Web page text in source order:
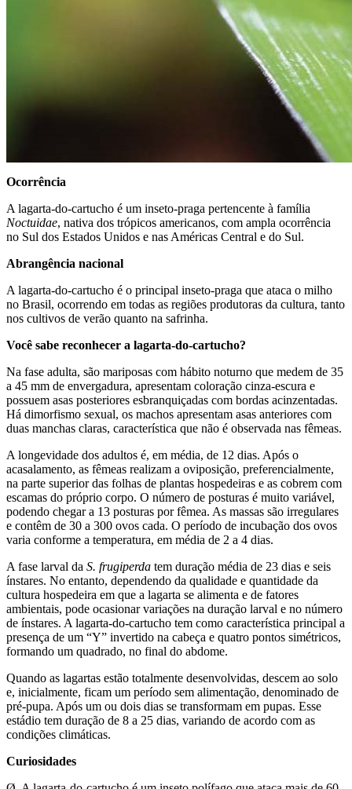
Ocorrência
A lagarta-do-cartucho é um inseto-praga pertencente à família
Noctuidae, nativa dos trópicos americanos, com ampla ocorrência
no Sul dos Estados Unidos e nas Américas Central e do Sul.
Abrangência nacional
A lagarta-do-cartucho é o principal inseto-praga que ataca o milho
no Brasil, ocorrendo em todas as regiões produtoras da cultura, tanto
nos cultivos de verão quanto na safrinha.
Você sabe reconhecer a lagarta-do-cartucho?
Na fase adulta, são mariposas com hábito noturno que medem de 35
a 45 mm de envergadura, apresentam coloração cinza-escura e
possuem asas posteriores esbranquiçadas com bordas acinzentadas.
Há dimorfismo sexual, os machos apresentam asas anteriores com
duas manchas claras, característica que não é observada nas fêmeas.
A longevidade dos adultos é, em média, de 12 dias. Após o
acasalamento, as fêmeas realizam a oviposição, preferencialmente,
na parte superior das folhas de plantas hospedeiras e as cobrem com
escamas do próprio corpo. O número de posturas é muito variável,
podendo chegar a 13 posturas por fêmea. As massas são irregulares
e contêm de 30 a 300 ovos cada. O período de incubação dos ovos
varia conforme a temperatura, em média de 2 a 4 dias.
A fase larval da S. frugiperda tem duração média de 23 dias e seis
ínstares. No entanto, dependendo da qualidade e quantidade da
cultura hospedeira em que a lagarta se alimenta e de fatores
ambientais, pode ocasionar variações na duração larval e no número
de ínstares. A lagarta-do-cartucho tem como característica principal a
presença de um “Y” invertido na cabeça e quatro pontos simétricos,
formando um quadrado, no final do abdome.
Quando as lagartas estão totalmente desenvolvidas, descem ao solo
e, inicialmente, ficam um período sem alimentação, denominado de
pré-pupa. Após um ou dois dias se transformam em pupas. Esse
estádio tem duração de 8 a 25 dias, variando de acordo com as
condições climáticas.
Curiosidades